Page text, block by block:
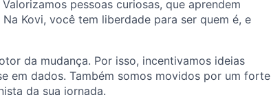
pessoas curiosas, que aprendem
Kovi, você tem liberdade para ser quem é, e
da mudança. Por isso, incentivamos ideias
em dados. Também somos movidos por um forte
da sua jornada.